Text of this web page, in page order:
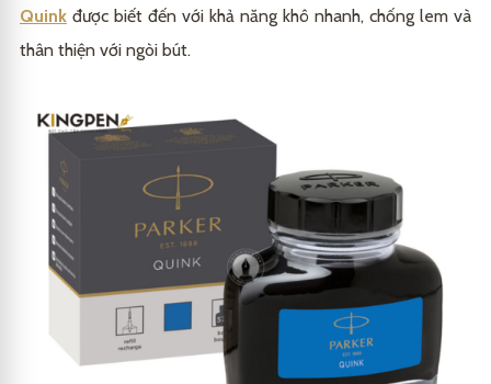
Quink được biết đến với khả năng khô nhanh, chống lem và
thân thiện với ngòi bút.